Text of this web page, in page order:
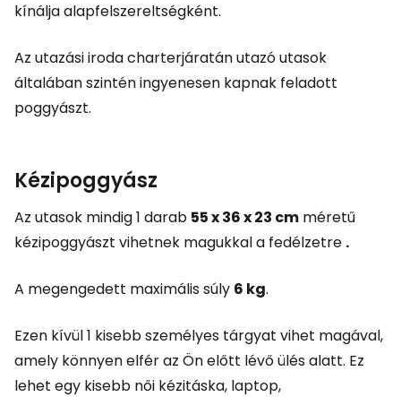
kínálja alapfelszereltségként.
Az utazási iroda charterjáratán utazó utasok
általában szintén ingyenesen kapnak feladott
poggyászt.
Kézipoggyász
Az utasok mindig 1 darab 55 x 36 x 23 cm méretű
kézipoggyászt vihetnek magukkal a fedélzetre .
A megengedett maximális súly 6 kg.
Ezen kívül 1 kisebb személyes tárgyat vihet magával,
amely könnyen elfér az Ön előtt lévő ülés alatt. Ez
lehet egy kisebb női kézitáska, laptop,